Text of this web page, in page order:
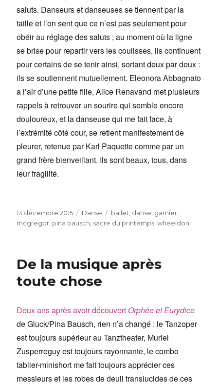
saluts. Danseurs et danseuses se tiennent par la
taille et l’on sent que ce n’est pas seulement pour
obéir au réglage des saluts ; au moment où la ligne
se brise pour repartir vers les coulisses, ils continuent
pour certains de se tenir ainsi, sortant deux par deux :
ils se soutiennent mutuellement. Eleonora Abbagnato
a l’air d’une petite fille, Alice Renavand met plusieurs
rappels à retrouver un sourire qui semble encore
douloureux, et la danseuse qui me fait face, à
l’extrémité côté cour, se retient manifestement de
pleurer, retenue par Karl Paquette comme par un
grand frère bienveillant. Ils sont beaux, tous, dans
leur fragilité.
Publié
le
13 décembre 2015 Catégories
Danse Étiquettes
ballet danse garnier
mcgregor pina bausch sacre du printemps ,wheeldon
De la musique après
toute chose
Deux ans après avoir découvert Orphée et Eurydice
de Gluck/Pina Bausch, rien n’a changé : le Tanzoper
est toujours supérieur au Tanztheater, Muriel
Zusperreguy est toujours rayonnante, le combo
tablier-minishort me fait toujours apprécier ces
messieurs et les robes de deuil translucides de ces